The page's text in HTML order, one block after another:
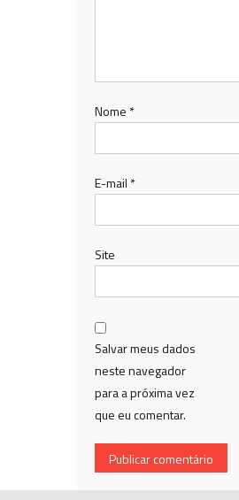
Nome *
E-mail *
Site
Salvar meus dados
neste navegador
para a próxima vez
que eu comentar.